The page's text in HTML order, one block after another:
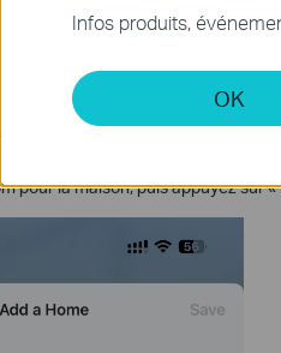
pour la maison, puis appuyez sur «
Infos produits,
OK